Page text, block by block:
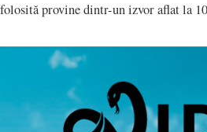
provine dintr-un izvor aflat la